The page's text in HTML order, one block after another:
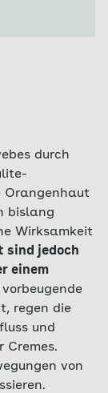
durch
Orangenhaut
bislang
Wirksamkeit
sind jedoch
einem
regen die
und
Cremes.
von